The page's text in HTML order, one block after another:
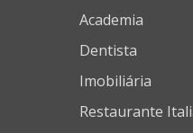
Academia
Dentista
Imobiliária
Restaurante